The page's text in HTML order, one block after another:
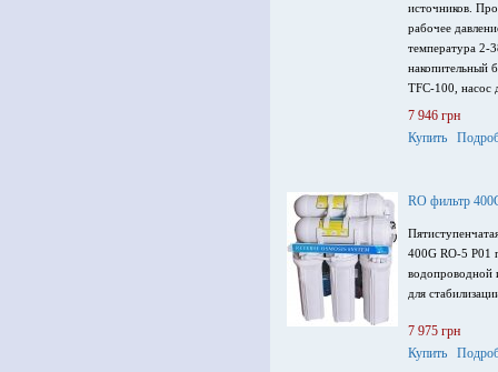
источников.
рабочее
температура 2-
накопительный
TFC-100, насос
отдельным
7 946 грн
Купить
RO фильтр
400G RO-5 Р01
водопроводной
для
7 975 грн
Купить